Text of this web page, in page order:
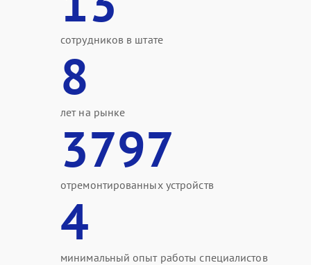
сотрудников в штате
8
лет на рынке
3797
отремонтированных устройств
4
минимальный опыт работы специалистов